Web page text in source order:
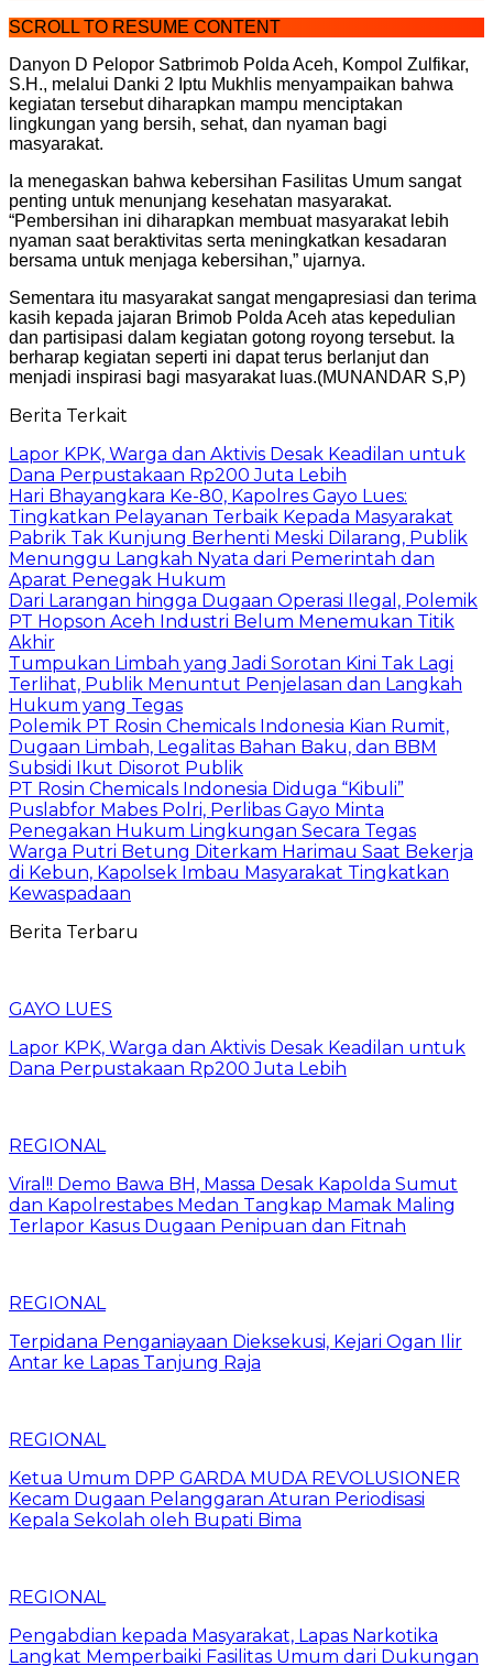
SCROLL TO RESUME CONTENT
Danyon D Pelopor Satbrimob Polda Aceh, Kompol Zulfikar,
S.H., melalui Danki 2 Iptu Mukhlis menyampaikan bahwa
kegiatan tersebut diharapkan mampu menciptakan
lingkungan yang bersih, sehat, dan nyaman bagi
masyarakat.
Ia menegaskan bahwa kebersihan Fasilitas Umum sangat
penting untuk menunjang kesehatan masyarakat.
“Pembersihan ini diharapkan membuat masyarakat lebih
nyaman saat beraktivitas serta meningkatkan kesadaran
bersama untuk menjaga kebersihan,” ujarnya.
Sementara itu masyarakat sangat mengapresiasi dan terima
kasih kepada jajaran Brimob Polda Aceh atas kepedulian
dan partisipasi dalam kegiatan gotong royong tersebut. Ia
berharap kegiatan seperti ini dapat terus berlanjut dan
menjadi inspirasi bagi masyarakat luas.(MUNANDAR S,P)
Berita Terkait
Lapor KPK, Warga dan Aktivis Desak Keadilan untuk
Dana Perpustakaan Rp200 Juta Lebih
Hari Bhayangkara Ke-80, Kapolres Gayo Lues:
Tingkatkan Pelayanan Terbaik Kepada Masyarakat
Pabrik Tak Kunjung Berhenti Meski Dilarang, Publik
Menunggu Langkah Nyata dari Pemerintah dan
Aparat Penegak Hukum
Dari Larangan hingga Dugaan Operasi Ilegal, Polemik
PT Hopson Aceh Industri Belum Menemukan Titik
Akhir
Tumpukan Limbah yang Jadi Sorotan Kini Tak Lagi
Terlihat, Publik Menuntut Penjelasan dan Langkah
Hukum yang Tegas
Polemik PT Rosin Chemicals Indonesia Kian Rumit,
Dugaan Limbah, Legalitas Bahan Baku, dan BBM
Subsidi Ikut Disorot Publik
PT Rosin Chemicals Indonesia Diduga “Kibuli”
Puslabfor Mabes Polri, Perlibas Gayo Minta
Penegakan Hukum Lingkungan Secara Tegas
Warga Putri Betung Diterkam Harimau Saat Bekerja
di Kebun, Kapolsek Imbau Masyarakat Tingkatkan
Kewaspadaan
Berita Terbaru
GAYO LUES
Lapor KPK, Warga dan Aktivis Desak Keadilan untuk
Dana Perpustakaan Rp200 Juta Lebih
REGIONAL
Viral!! Demo Bawa BH, Massa Desak Kapolda Sumut
dan Kapolrestabes Medan Tangkap Mamak Maling
Terlapor Kasus Dugaan Penipuan dan Fitnah
REGIONAL
Terpidana Penganiayaan Dieksekusi, Kejari Ogan Ilir
Antar ke Lapas Tanjung Raja
REGIONAL
Ketua Umum DPP GARDA MUDA REVOLUSIONER
Kecam Dugaan Pelanggaran Aturan Periodisasi
Kepala Sekolah oleh Bupati Bima
REGIONAL
Pengabdian kepada Masyarakat, Lapas Narkotika
Langkat Memperbaiki Fasilitas Umum dari Dukungan